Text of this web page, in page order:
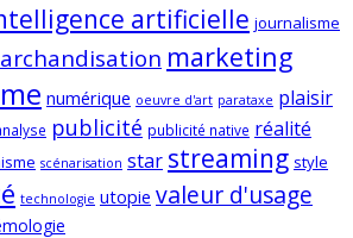
artificielle journalisme
marketing
numérique oeuvre d'art parataxe plaisir
publicité publicité native réalité
scénarisation star streaming style
technologie utopie valeur d'usage